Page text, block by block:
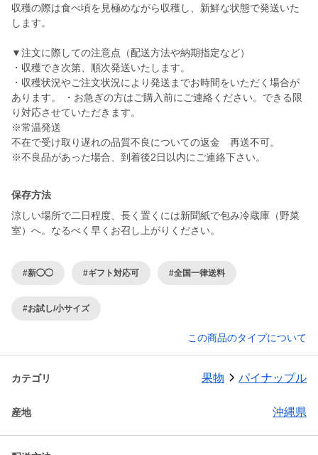
収穫の際は食べ頃を見極めながら収穫し、新鮮な状態で発送いた
します。
▼注文に際しての注意点（配送方法や納期指定など）
・収穫でき次第、順次発送いたします。
・収穫状況やご注文状況により発送までお時間をいただく場合が
あります。 ・お急ぎの方はご購入前にご連絡ください。できる限
り対応させていただきます。
※常温発送
不在で受け取り遅れの品質不良についての返金 再送不可。
保存方法
涼しい場所で二日程度、長く置くには新聞紙で包み冷蔵庫（野菜
室）へ。なるべく早くお召し上がりください。
#新◯◯ #ギフト対応可 #全国一律送料
#お試し/小サイズ
この商品のタイプについて
カテゴリ 果物 パイナップル
産地 沖縄県